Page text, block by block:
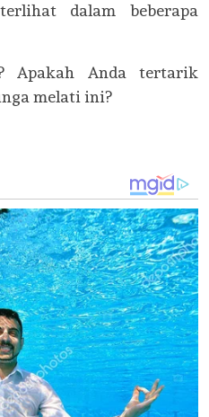
dalam beberapa
Apakah Anda tertarik
melati ini?